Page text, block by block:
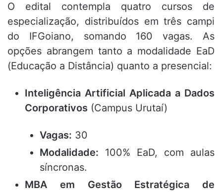
O edital contempla quatro cursos de
especialização, distribuídos em três campi
do IFGoiano, somando 160 vagas. As
opções abrangem tanto a modalidade EaD
(Educação a Distância) quanto a presencial:
Inteligência Artificial Aplicada a Dados
Corporativos (Campus Urutaí)
Vagas: 30
Modalidade: 100% EaD, com aulas
síncronas.
MBA em Gestão Estratégica de